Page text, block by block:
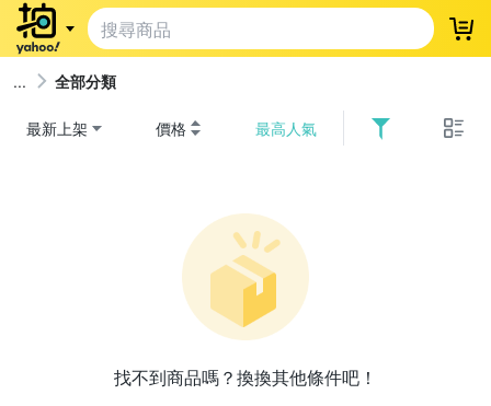
登
全部分類
最新上架 價格 最高人氣
找不到商品嗎？換換其他條件吧！